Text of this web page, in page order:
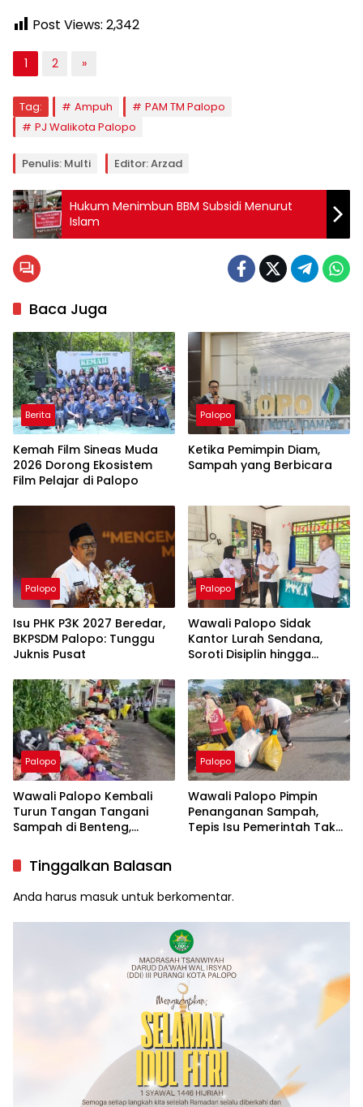
Post Views: 2,342
1 2 »
Tag: Ampuh
PAM TM Palopo
PJ Walikota Palopo
Penulis: Multi Editor: Arzad
Hukum Menimbun BBM Subsidi Menurut
Islam
Baca Juga
Berita
Kemah Film Sineas Muda
2026 Dorong Ekosistem
Film Pelajar di Palopo
Palopo
Ketika Pemimpin Diam,
Sampah yang Berbicara
Palopo
Isu PHK P3K 2027 Beredar,
BKPSDM Palopo: Tunggu
Juknis Pusat
Palopo
Wawali Palopo Sidak
Kantor Lurah Sendana,
Soroti Disiplin hingga
Palopo
Wawali Palopo Kembali
Turun Tangan Tangani
Sampah di Benteng,
Palopo
Wawali Palopo Pimpin
Penanganan Sampah,
Tepis Isu Pemerintah Tak
Tinggalkan Balasan
Anda harus masuk untuk berkomentar.